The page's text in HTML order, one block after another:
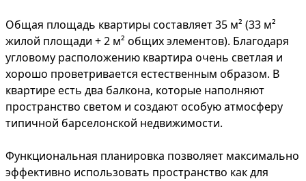
Общая площадь квартиры составляет 35 м² (33 м²
жилой площади + 2 м² общих элементов). Благодаря
угловому расположению квартира очень светлая и
хорошо проветривается естественным образом. В
квартире есть два балкона, которые наполняют
пространство светом и создают особую атмосферу
типичной барселонской недвижимости.
Функциональная планировка позволяет максимально
эффективно использовать пространство как для